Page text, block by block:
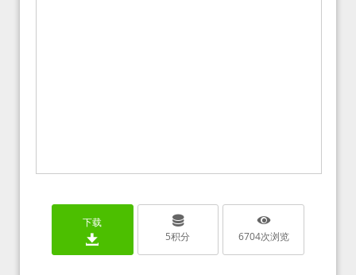
下载
5积分 6704次浏览